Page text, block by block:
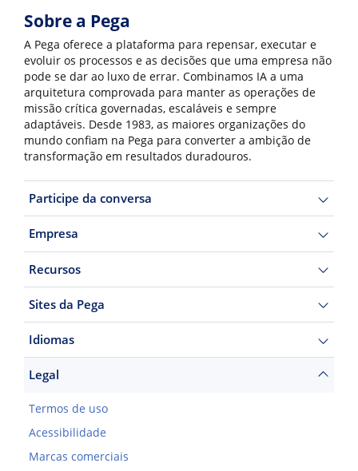
Sobre a Pega
A Pega oferece a plataforma para repensar, executar e
evoluir os processos e as decisões que uma empresa não
pode se dar ao luxo de errar. Combinamos IA a uma
arquitetura comprovada para manter as operações de
missão crítica governadas, escaláveis e sempre
adaptáveis. Desde 1983, as maiores organizações do
mundo confiam na Pega para converter a ambição de
transformação em resultados duradouros.
Participe da conversa
Empresa
Recursos
Sites da Pega
Idiomas
Legal
Termos de uso
Acessibilidade
Marcas comerciais